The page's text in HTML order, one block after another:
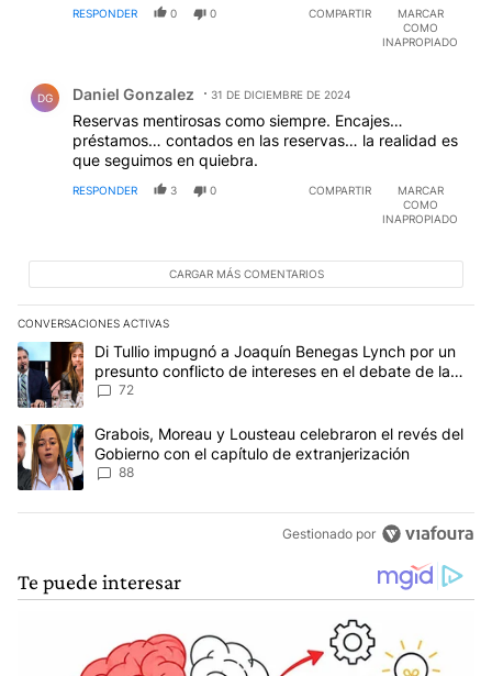
RESPONDER 0 0 COMPARTIR
MARCAR
COMO
INAPROPIADO
DG Daniel Gonzalez 31 DE DICIEMBRE DE 2024
Reservas mentirosas como siempre. Encajes…
préstamos… contados en las reservas… la realidad es
que seguimos en quiebra.
RESPONDER 3 0 COMPARTIR
MARCAR
COMO
INAPROPIADO
CARGAR MÁS COMENTARIOS
CONVERSACIONES ACTIVAS
Este listado muestra los artículos con más comentarios en los
Un artículo de tendencia con el título "Di Tullio impugnó a
Di Tullio impugnó a Joaquín Benegas Lynch por un
presunto conflicto de intereses en el debate de la
Ley de Tierras
72
Un artículo de tendencia con el título "Grabois, Moreau y
Grabois, Moreau y Lousteau celebraron el revés del
Gobierno con el capítulo de extranjerización
88
Gestionado por